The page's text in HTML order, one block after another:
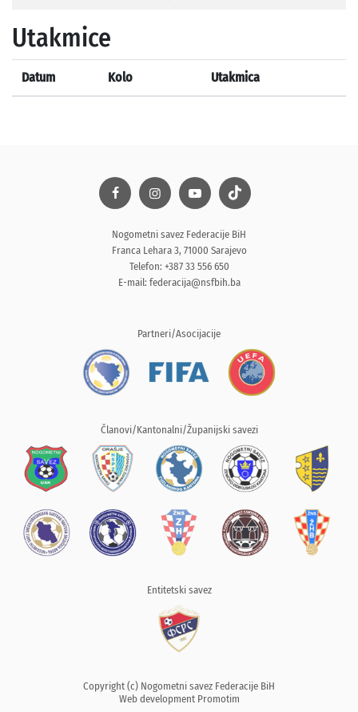
Utakmice
Datum Kolo Utakmica
Nogometni savez Federacije BiH
Franca Lehara 3, 71000 Sarajevo
Telefon: +387 33 556 650
E-mail: federacija@nsfbih.ba
Partneri/Asocijacije
Članovi/Kantonalni/Županijski savezi
Entitetski savez
Copyright (c) Nogometni savez Federacije BiH
Web development Promotim